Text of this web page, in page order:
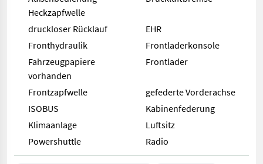
Heckzapfwelle
druckloser Rücklauf
EHR
Fronthydraulik
Frontladerkonsole
Fahrzeugpapiere
vorhanden
Frontlader
Frontzapfwelle
gefederte Vorderachse
ISOBUS
Kabinenfederung
Klimaanlage
Luftsitz
Powershuttle
Radio